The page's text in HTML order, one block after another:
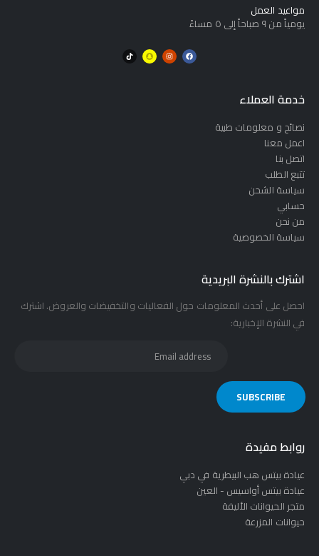
مواعيد العمل
يومياً من ٩ صباحاً إلى ٥ مساءً
خدمة العملاء
نصائح و معلومات طبية
اعمل معنا
اتصل بنا
تتبع الطلب
سياسة الشحن
حسابي
من نحن
سياسة الخصوصية
اشترك بالنشرة البريدية
احصل على أحدث المعلومات حول الفعاليات والتخفيضات والعروض. اشترك
في النشرة الإخبارية:
روابط مفيدة
عيادة بيتس هب البيطرية في دبي
عيادة بيتس أواسيس - العين
متجر الحيوانات الأليفة
حيوانات المزرعة